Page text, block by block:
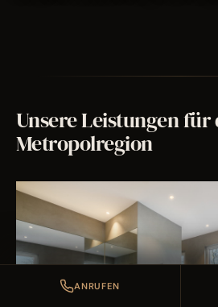
Unsere Leistungen für
Metropolregion
ANRUFEN